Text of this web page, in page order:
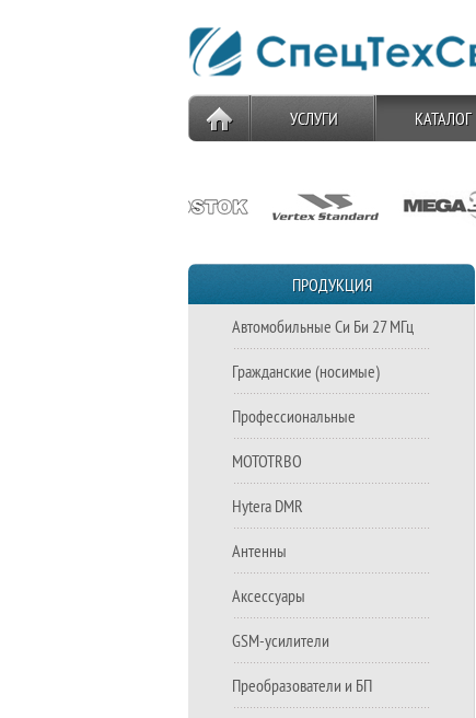
УСЛУГИ КАТАЛОГ
ПРОДУКЦИЯ
Автомобильные Си Би 27 МГц
Гражданские (носимые)
Профессиональные
MOTOTRBO
Hytera DMR
Антенны
Аксессуары
GSM-усилители
Преобразователи и БП